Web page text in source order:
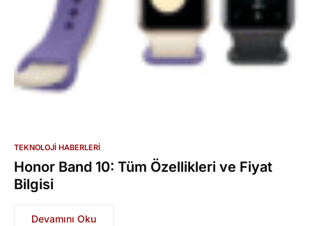
TEKNOLOJI HABERLERI
Honor Band 10: Tüm Özellikleri ve Fiyat
Bilgisi
Devamını Oku